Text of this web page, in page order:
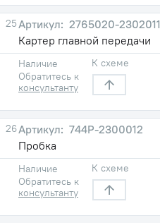
25
2765020-2302011
Картер главной передачи
Наличие
Обратитесь к
консультанту
К схеме
26
744Р-2300012
Пробка
Наличие
Обратитесь к
консультанту
К схеме